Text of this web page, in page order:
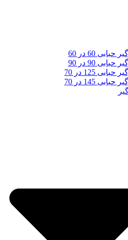
حبابی 60 در 60
حبابی 90 در 90
حبابی 125 در 70
حبابی 145 در 70